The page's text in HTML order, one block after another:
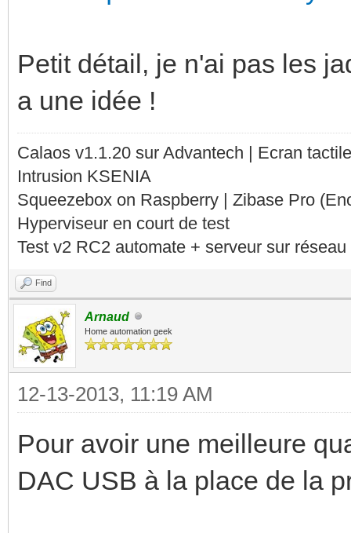
Petit détail, je n'ai pas les
a une idée !
Calaos v1.1.20 sur Advantech | Ecran
Intrusion KSENIA
Squeezebox on Raspberry | Zibase Pro
Hyperviseur en court de test
Test v2 RC2 automate + serveur sur
Find
Arnaud
Home automation geek
12-13-2013, 11:19 AM
Pour avoir une meilleure
DAC USB à la place de la